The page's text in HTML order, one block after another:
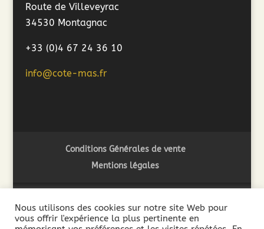
Route de Villeveyrac
34530 Montagnac
+33 (0)4 67 24 36 10
info@cote-mas.fr
Conditions Générales de vente
Mentions légales
2018 ©Côté Mas - L'abus d'alcool est dangereux pour la
Nous utilisons des cookies sur notre site Web pour
vous offrir l'expérience la plus pertinente en